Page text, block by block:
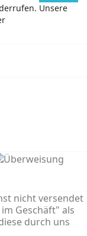
Unsere
nicht versendet
Geschäft" als
durch uns